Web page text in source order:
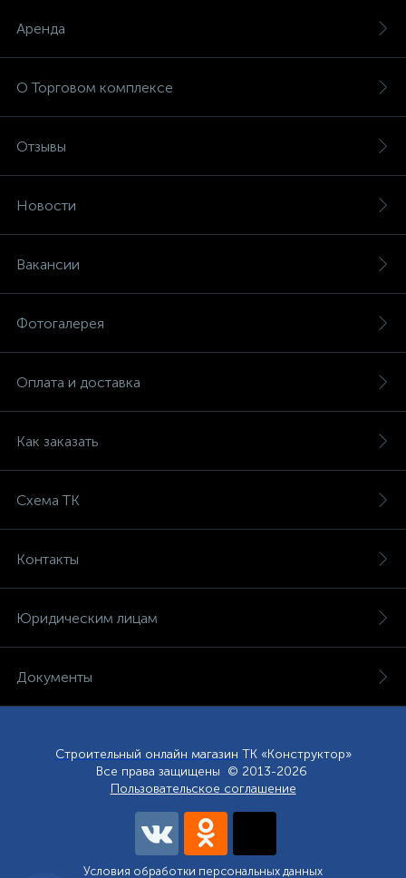
Аренда
О Торговом комплексе
Отзывы
Новости
Вакансии
Фотогалерея
Оплата и доставка
Как заказать
Схема ТК
Контакты
Юридическим лицам
Документы
Строительный онлайн магазин ТК «Конструктор»
Все права защищены © 2013-2026
Пользовательское соглашение
Условия обработки персональных данных